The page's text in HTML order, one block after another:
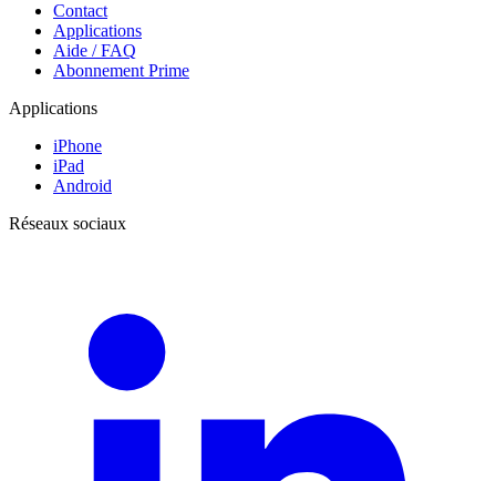
Contact
Applications
Aide / FAQ
Abonnement Prime
Applications
iPhone
iPad
Android
Réseaux sociaux